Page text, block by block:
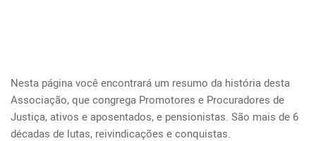
Nesta página você encontrará um resumo da história desta
Associação, que congrega Promotores e Procuradores de
Justiça, ativos e aposentados, e pensionistas. São mais de 6
décadas de lutas, reivindicações e conquistas.